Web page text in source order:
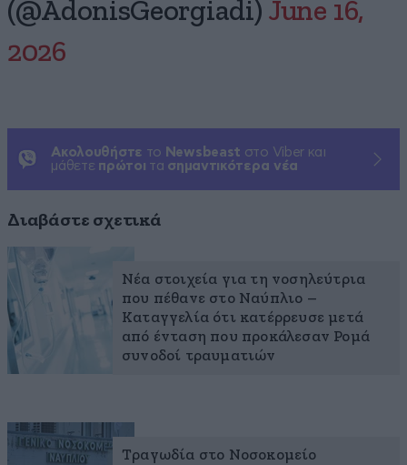
(@AdonisGeorgiadi) June 16,
2026
Ακολουθήστε το Newsbeast στο Viber και
μάθετε πρώτοι τα σημαντικότερα νέα
Διαβάστε σχετικά
Νέα στοιχεία για τη νοσηλεύτρια
που πέθανε στο Ναύπλιο –
Καταγγελία ότι κατέρρευσε μετά
από ένταση που προκάλεσαν Ρομά
συνοδοί τραυματιών
Τραγωδία στο Νοσοκομείο